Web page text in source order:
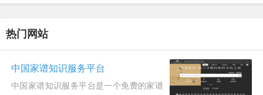
以数字化推动
展为核心，服
师、学生及社
会公众。
全称中国国家
型、创新方法
习网站
热门网站
中国家谱知识服务平台
中国家谱知识服务平台是一个免费的家谱